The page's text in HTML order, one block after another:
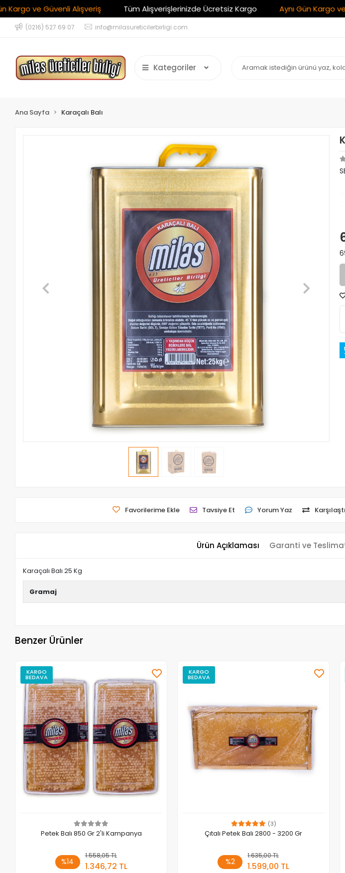
ve Güvenli Alışveriş Tüm Alışverişlerinizde Ücretsiz Kargo Aynı Gün Kargo ve
(0216) 527 69 07 info@milasureticilerbirligi.com
Kategoriler
Ana Sayfa Karaçalı Balı
Favorilerime Ekle Tavsiye Et Yorum Yaz
Ürün Açıklaması Garanti ve
Karaçalı Balı 25 Kg
Gramaj
Benzer Ürünler
KARGO
BEDAVA
Petek Balı 850 Gr 2'li Kampanya
%14
1.558,05 TL
1.346,72 TL
Sepete Ekle
KARGO
BEDAVA
(3)
Çıtalı Petek Balı 2800 - 3200 Gr
%2
1.635,00 TL
1.599,00 TL
Sepete Ekle